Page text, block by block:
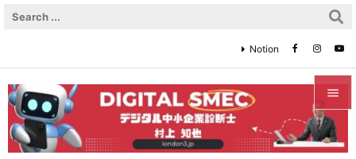


メニュ
Notion